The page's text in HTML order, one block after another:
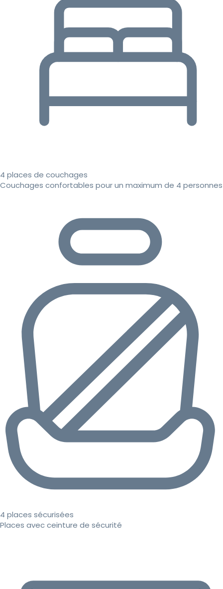
4 places de couchages
Couchages confortables pour un maximum de 4 personnes
4 places sécurisées
Places avec ceinture de sécurité